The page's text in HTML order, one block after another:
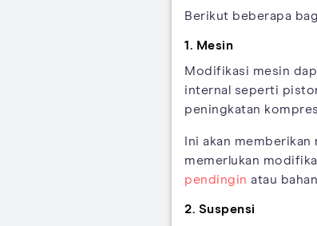
Berikut beberapa
1. Mesin
Modifikasi mesin
internal seperti
peningkatan
Ini akan
memerlukan
pendingin atau
2. Suspensi